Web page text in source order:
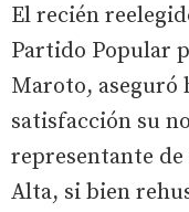
El recién
Partido Popular
Maroto, aseguró
satisfacción su
representante de
Alta, si bien